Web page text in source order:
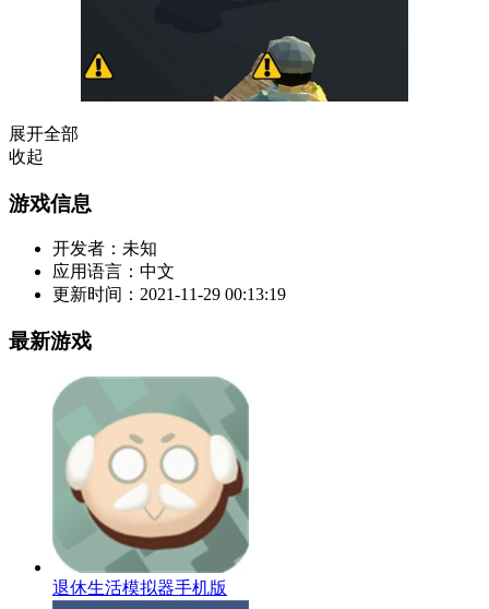
展开全部
收起
游戏信息
开发者： 未知
应用语言： 中文
更新时间： 2021-11-29 00:13:19
最新游戏
退休生活模拟器手机版